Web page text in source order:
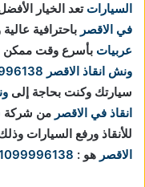
السيارات تعد الخيار
في الاقصر باحترافية
عربيات بأسرع وقت ممكن
ونش انقاذ الاقصر
سيارتك وكنت بحاجة إلى
انقاذ في الاقصر من شركة
للأنقاذ ورفع السيارات
الاقصر هو :